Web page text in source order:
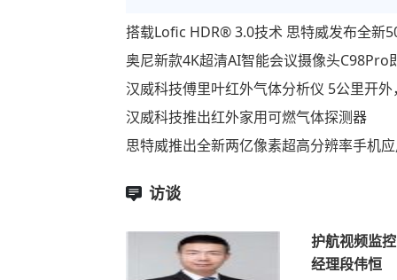
搭载Lofic HDR® 3.0技术 思特威发布全新
奥尼新款4K超清AI智能会议摄像头C98Pro
汉威科技傅里叶红外气体分析仪 5公里开
汉威科技推出红外家用可燃气体探测器
思特威推出全新两亿像素超高分辨率手机
访谈
护航视频监
经理段伟恒